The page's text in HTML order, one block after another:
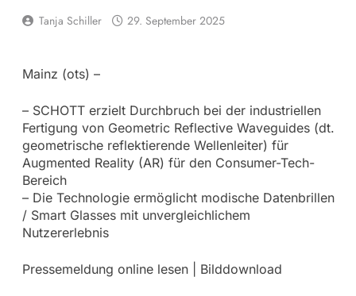
Tanja Schiller 29. September 2025
Mainz (ots) –
– SCHOTT erzielt Durchbruch bei der industriellen
Fertigung von Geometric Reflective Waveguides (dt.
geometrische reflektierende Wellenleiter) für
Augmented Reality (AR) für den Consumer-Tech-
Bereich
– Die Technologie ermöglicht modische Datenbrillen
/ Smart Glasses mit unvergleichlichem
Nutzererlebnis
Pressemeldung online lesen | Bilddownload